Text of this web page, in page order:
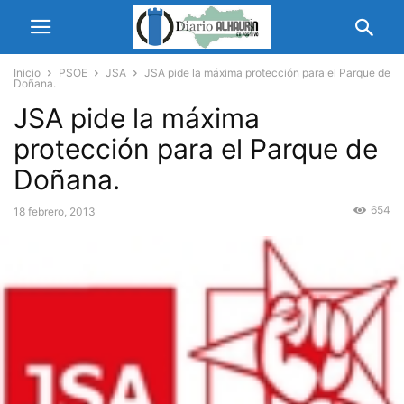
Inicio PSOE JSA
JSA pide la máxima protección para el Parque de
Doñana.
JSA pide la máxima
protección para el Parque de
Doñana.
18 febrero, 2013 654